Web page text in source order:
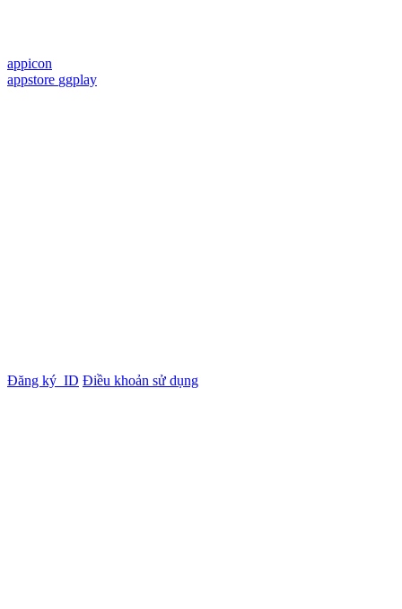
appicon
appstore ggplay
Đăng ký ID Điều khoản sử dụng